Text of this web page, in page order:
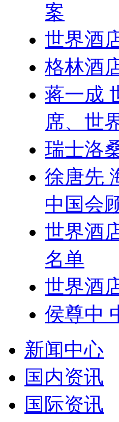
案
世界酒
格林酒
蒋一成
席、世
瑞士洛
徐唐先
中国会
世界酒
名单
世界酒
侯尊中
新闻中心
国内资讯
国际资讯